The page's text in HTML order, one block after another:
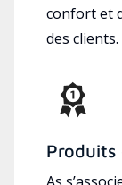
confort et
des clients.
Produits